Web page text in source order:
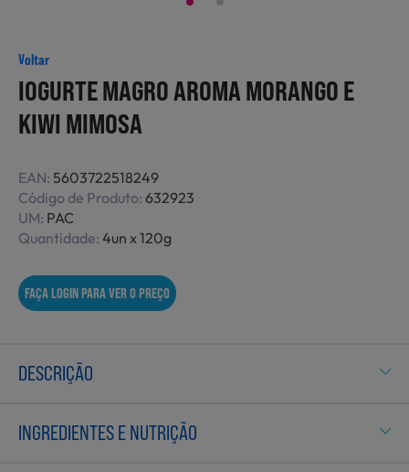
Refeições Prontas
Charcutaria e Enchidos
Laticínios, Ovos e Derivados
Voltar
IOGURTE MAGRO AROMA MORANGO E
KIWI MIMOSA
EAN: 5603722518249
Código de Produto: 632923
UM: PAC
Quantidade: 4un x 120g
FAÇA LOGIN PARA VER O PREÇO
DESCRIÇÃO
INGREDIENTES E NUTRIÇÃO